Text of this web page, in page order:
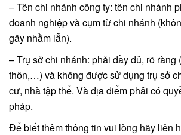
– Tên chi nhánh công ty: tên chi nhánh
doanh nghiệp và cụm từ chi nhánh
gây nhầm lẫn).
– Trụ sở chi nhánh: phải đầy đủ, rõ ràng
thôn,…) và không được sử dụng trụ sở
cư, nhà tập thể. Và địa điểm phải có
pháp.
Để biết thêm thông tin vui lòng hãy liên